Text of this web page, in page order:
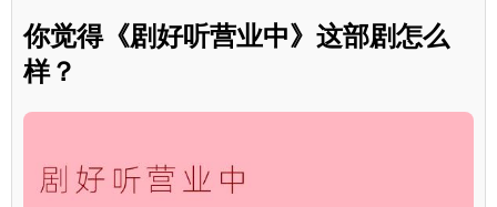
你觉得《剧好听营业中》这部剧怎么
样？